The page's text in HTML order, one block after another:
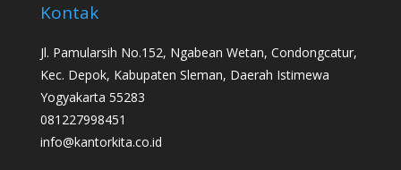
Kontak
Jl. Pamularsih No.152, Ngabean Wetan, Condongcatur,
Kec. Depok, Kabupaten Sleman, Daerah Istimewa
Yogyakarta 55283
081227998451
info@kantorkita.co.id